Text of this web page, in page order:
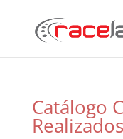
Catálogo